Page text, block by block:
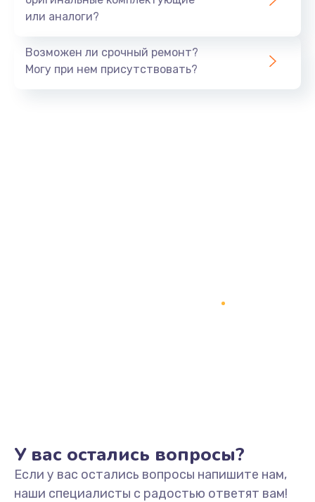
или аналоги?
Возможен ли срочный ремонт?
Могу при нем присутствовать?
У вас остались вопросы?
Если у вас остались вопросы напишите нам,
наши специалисты с радостью ответят вам!